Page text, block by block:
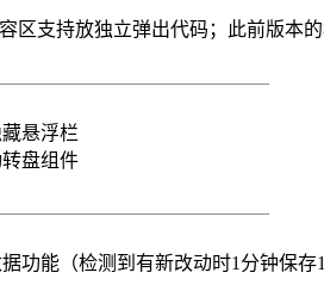
区支持放独立弹出代码；此前版本
悬浮栏
盘组件
功能（检测到有新改动时1分钟保